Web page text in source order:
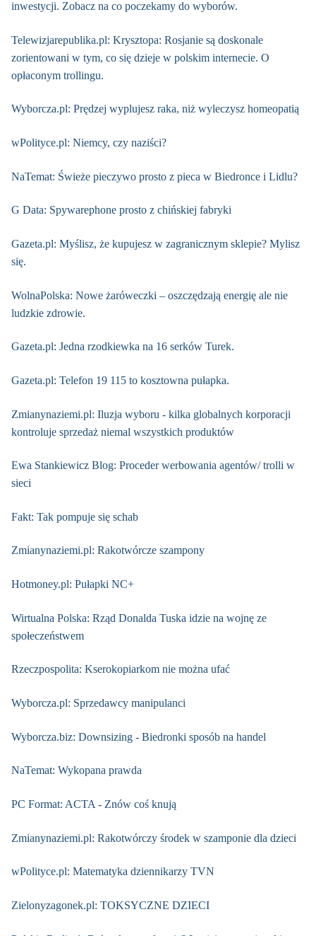
inwestycji. Zobacz na co poczekamy do wyborów.
Telewizjarepublika.pl: Krysztopa: Rosjanie są doskonale
zorientowani w tym, co się dzieje w polskim internecie. O
opłaconym trollingu.
Wyborcza.pl: Prędzej wyplujesz raka, niż wyleczysz homeopatią
wPolityce.pl: Niemcy, czy naziści?
NaTemat: Świeże pieczywo prosto z pieca w Biedronce i Lidlu?
G Data: Spywarephone prosto z chińskiej fabryki
Gazeta.pl: Myślisz, że kupujesz w zagranicznym sklepie? Mylisz
się.
WolnaPolska: Nowe żaróweczki – oszczędzają energię ale nie
ludzkie zdrowie.
Gazeta.pl: Jedna rzodkiewka na 16 serków Turek.
Gazeta.pl: Telefon 19 115 to kosztowna pułapka.
Zmianynaziemi.pl: Iluzja wyboru - kilka globalnych korporacji
kontroluje sprzedaż niemal wszystkich produktów
Ewa Stankiewicz Blog: Proceder werbowania agentów/ trolli w
sieci
Fakt: Tak pompuje się schab
Zmianynaziemi.pl: Rakotwórcze szampony
Hotmoney.pl: Pułapki NC+
Wirtualna Polska: Rząd Donalda Tuska idzie na wojnę ze
społeczeństwem
Rzeczpospolita: Kserokopiarkom nie można ufać
Wyborcza.pl: Sprzedawcy manipulanci
Wyborcza.biz: Downsizing - Biedronki sposób na handel
NaTemat: Wykopana prawda
PC Format: ACTA - Znów coś knują
Zmianynaziemi.pl: Rakotwórczy środek w szamponie dla dzieci
wPolityce.pl: Matematyka dziennikarzy TVN
Zielonyzagonek.pl: TOKSYCZNE DZIECI